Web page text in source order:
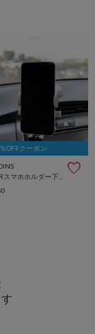
OFFクーポン